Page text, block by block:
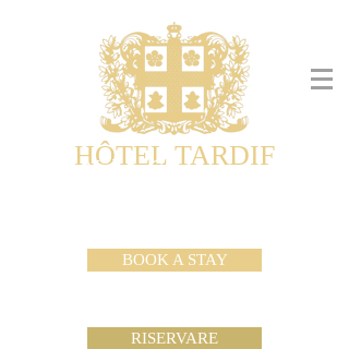
HÔTEL TARDIF
Noble Guesthouse
BOOK A STAY
RISERVARE